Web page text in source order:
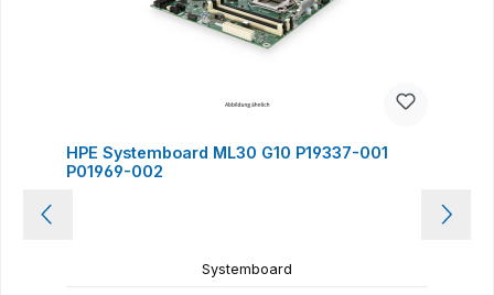
HPE Systemboard ML30 G10 P19337-001
P01969-002
Systemboard